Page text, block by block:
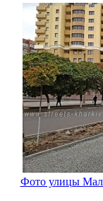
Фото улицы